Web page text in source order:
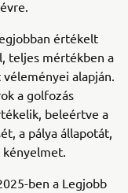
értékelt
teljes mértékben a
alapján.
a golfozás
beleértve a
a pálya állapotát,
kényelmet.
ben a Legjobb